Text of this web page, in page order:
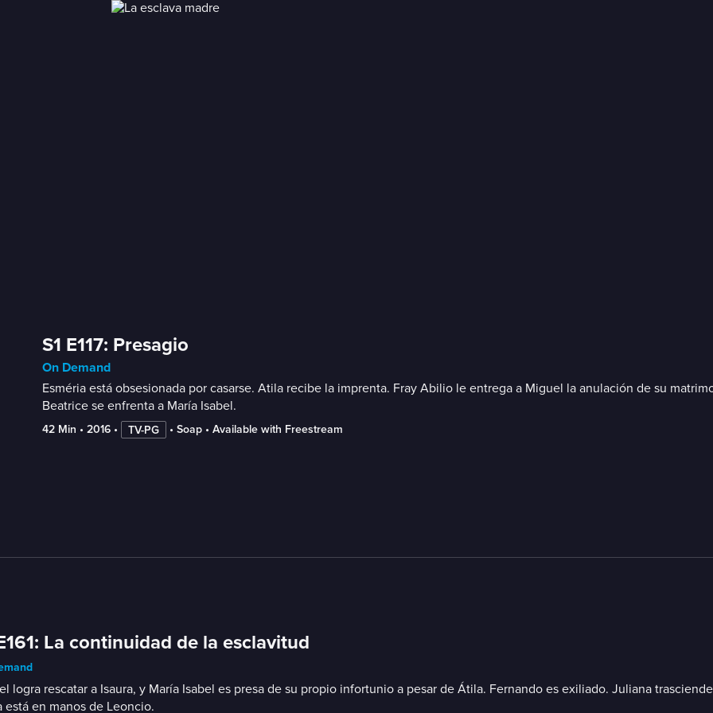
S1 E117: Presagio
On Demand
Esméria está obsesionada por casarse. Atila recibe la imprenta. Fray Abilio le entrega a Miguel la anulación de su
Beatrice se enfrenta a María Isabel.
42 Min • 2016 • TV-PG • Soap • Available with Freestream
La continuidad de la esclavitud
logra rescatar a Isaura, y María Isabel es presa de su propio infortunio a pesar de Átila. Fernando es exiliado. Juliana
está en manos de Leoncio.